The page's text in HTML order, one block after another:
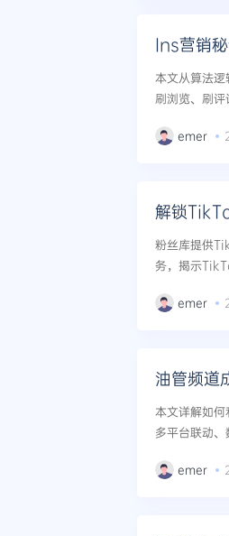
Ins营销
本文从算法逻
刷浏览、刷
emer
解锁
粉丝库提供
务，揭示
emer
油管频道
本文详解如何
多平台联动
emer